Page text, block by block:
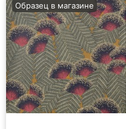
Образец в магазине